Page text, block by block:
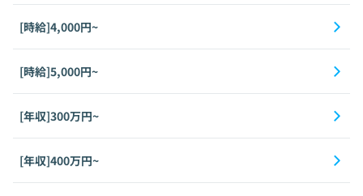
[時給]4,000円~
[時給]5,000円~
[年収]300万円~
[年収]400万円~